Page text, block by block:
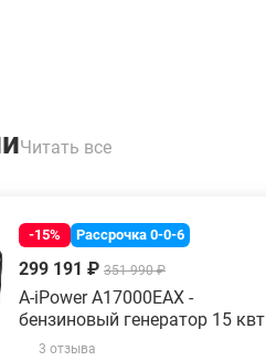
Читать все
-15% Рассрочка 0-0-6
299 191 ₽ 351 990 ₽
A-iPower A17000EAX -
бензиновый генератор 15 квт
3 отзыва